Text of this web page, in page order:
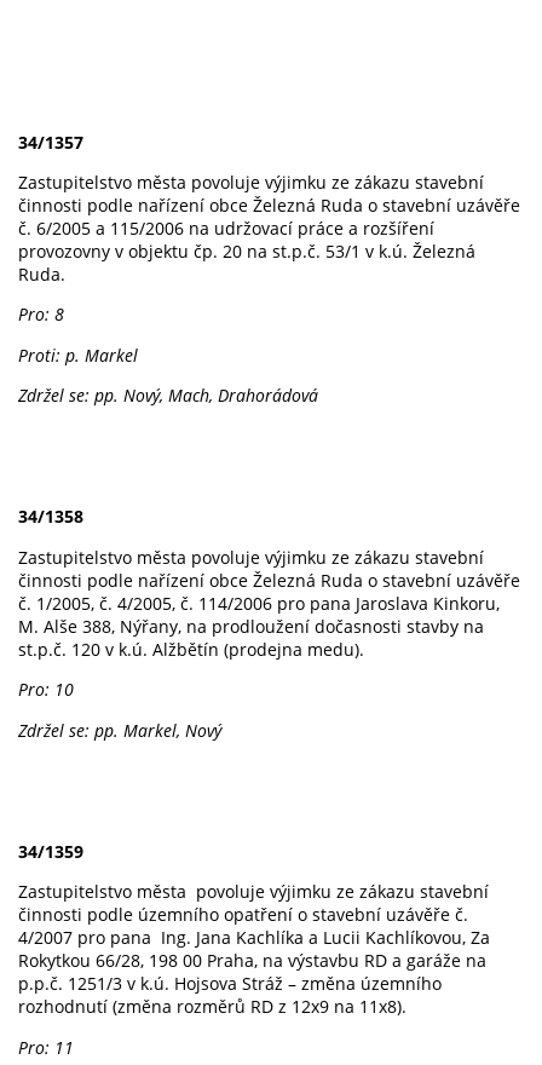
34/1357
Zastupitelstvo města povoluje výjimku ze zákazu stavební
činnosti podle nařízení obce Železná Ruda o stavební uzávěře
č. 6/2005 a 115/2006 na udržovací práce a rozšíření
provozovny v objektu čp. 20 na st.p.č. 53/1 v k.ú. Železná
Ruda.
Pro: 8
Proti: p. Markel
Zdržel se: pp. Nový, Mach, Drahorádová
34/1358
Zastupitelstvo města povoluje výjimku ze zákazu stavební
činnosti podle nařízení obce Železná Ruda o stavební uzávěře
č. 1/2005, č. 4/2005, č. 114/2006 pro pana Jaroslava Kinkoru,
M. Alše 388, Nýřany, na prodloužení dočasnosti stavby na
st.p.č. 120 v k.ú. Alžbětín (prodejna medu).
Pro: 10
Zdržel se: pp. Markel, Nový
34/1359
Zastupitelstvo města povoluje výjimku ze zákazu stavební
činnosti podle územního opatření o stavební uzávěře č.
4/2007 pro pana Ing. Jana Kachlíka a Lucii Kachlíkovou, Za
Rokytkou 66/28, 198 00 Praha, na výstavbu RD a garáže na
p.p.č. 1251/3 v k.ú. Hojsova Stráž – změna územního
rozhodnutí (změna rozměrů RD z 12x9 na 11x8).
Pro: 11